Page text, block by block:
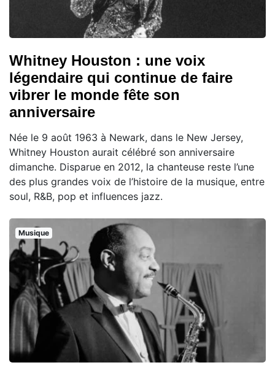
Whitney Houston : une voix
légendaire qui continue de faire
vibrer le monde fête son
anniversaire
Née le 9 août 1963 à Newark, dans le New Jersey,
Whitney Houston aurait célébré son anniversaire
dimanche. Disparue en 2012, la chanteuse reste l’une
des plus grandes voix de l’histoire de la musique, entre
soul, R&B, pop et influences jazz.
Musique